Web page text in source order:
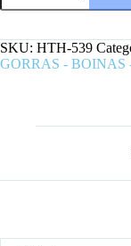
NEWSBOY
MARRÓN
HTH
cantidad
SKU: HTH-539
GORRAS - BOINAS